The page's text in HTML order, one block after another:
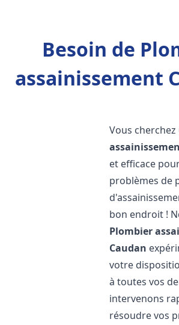
Besoin de
assainissement
Vous cherchez
et efficace
problèmes de
bon endroit !
Plombier
Caudan
votre
à toutes vos
intervenons
résoudre vos